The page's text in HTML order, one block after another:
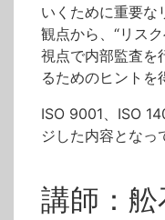
いくために重要な
観点から、“リス
視点で内部監査を
るためのヒントを
ISO 9001、ISO
ジした内容となっ
講師：舩